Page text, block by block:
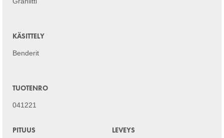
KÄSITTELY
Benderit
TUOTENRO
041221
PITUUS LEVEYS